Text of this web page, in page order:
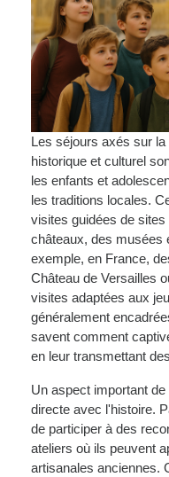
Les séjours axés sur
historique et culturel
les enfants et
les traditions locales.
visites guidées de
châteaux, des musées
exemple, en France,
Château de Versailles
visites adaptées aux
généralement
savent comment
en leur transmettant
Un aspect important
directe avec l'histoire.
de participer à des
ateliers où ils peuvent
artisanales anciennes.